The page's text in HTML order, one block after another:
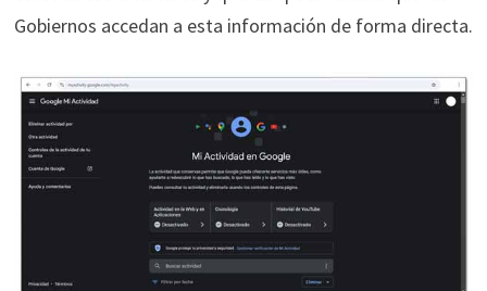
Gobiernos accedan a esta información de forma directa.